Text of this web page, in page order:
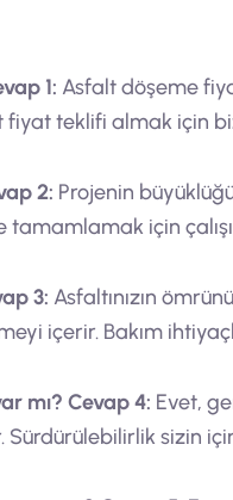
1: Asfalt döşeme
teklifi almak için
2: Projenin
için
3: Asfaltınızın
içerir. Bakım
mı? Cevap 4: Evet,
sizin